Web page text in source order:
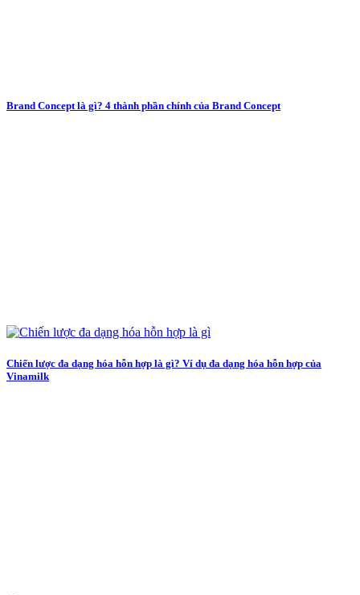
Brand Concept là gì? 4 thành phần chính của Brand Concept
Chiến lược đa dạng hóa hỗn hợp là gì? Ví dụ đa dạng hóa hỗn hợp của
Vinamilk